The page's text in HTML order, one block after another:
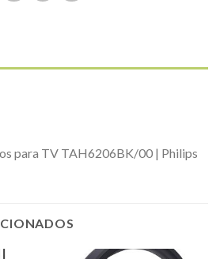
para TV TAH6206BK/00 | Philips